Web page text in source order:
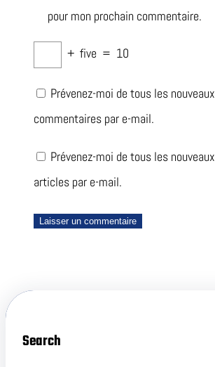
pour mon prochain commentaire.
+ five = 10
Prévenez-moi de tous les nouveaux
commentaires par e-mail.
Prévenez-moi de tous les nouveaux
articles par e-mail.
Search